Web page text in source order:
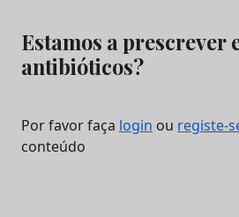
Estamos a prescrever
antibióticos?
Por favor faça login ou registe-
conteúdo